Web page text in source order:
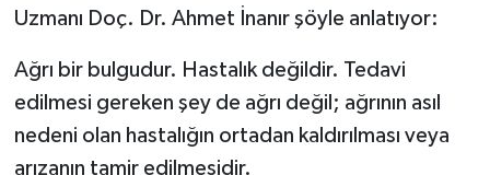
Uzmanı Doç. Dr. Ahmet İnanır şöyle anlatıyor:
Ağrı bir bulgudur. Hastalık değildir. Tedavi
edilmesi gereken şey de ağrı değil; ağrının asıl
nedeni olan hastalığın ortadan kaldırılması veya
arızanın tamir edilmesidir.